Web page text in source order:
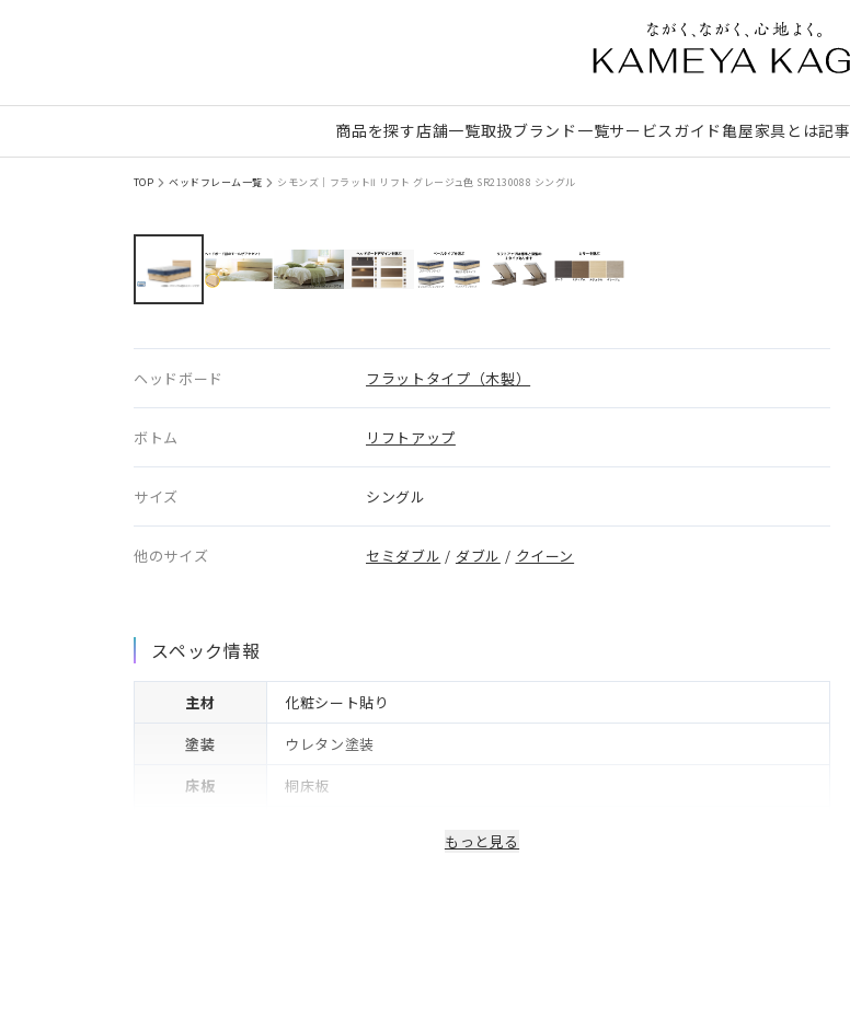
商品を探す店舗一覧取扱ブランド一覧サービスガイド亀屋家具とは記事
TOP ベッドフレーム一覧 シモンズ｜フラットⅡ リフト グレージュ色 SR2130088 シングル
ヘッドボード フラットタイプ（木製）
ボトム リフトアップ
サイズ シングル
他のサイズ セミダブル / ダブル / クイーン
スペック情報
主材
化粧シート貼り
塗装
ウレタン塗装
床板
桐床板
もっと見る